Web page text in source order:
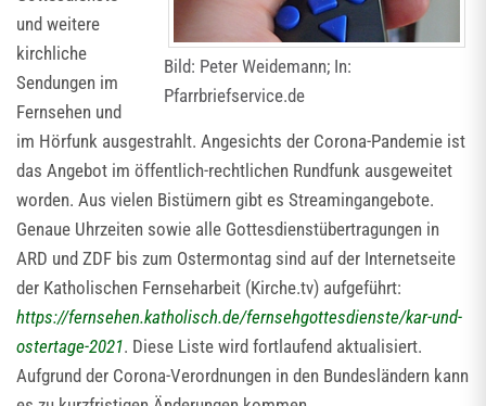
Bild: Peter Weidemann; In:
Pfarrbriefservice.de
und weitere
kirchliche
Sendungen im
Fernsehen und
im Hörfunk ausgestrahlt. Angesichts der Corona-Pandemie ist
das Angebot im öffentlich-rechtlichen Rundfunk ausgeweitet
worden. Aus vielen Bistümern gibt es Streamingangebote.
Genaue Uhrzeiten sowie alle Gottesdienstübertragungen in
ARD und ZDF bis zum Ostermontag sind auf der Internetseite
der Katholischen Fernseharbeit (Kirche.tv) aufgeführt:
https://fernsehen.katholisch.de/fernsehgottesdienste/kar-und-
ostertage-2021. Diese Liste wird fortlaufend aktualisiert.
Aufgrund der Corona-Verordnungen in den Bundesländern kann